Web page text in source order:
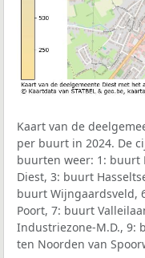
Kaart van de
per buurt in 2024. De
buurten weer: 1: buurt
Diest, 3: buurt
buurt Wijngaardsveld,
Poort, 7: buurt
Industriezone-M.D., 9:
ten Noorden van